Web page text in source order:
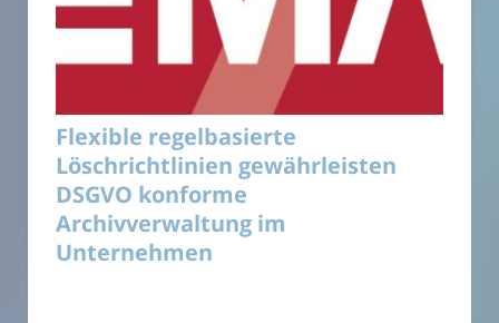
Flexible regelbasierte
Löschrichtlinien gewährleisten
DSGVO konforme
Archivverwaltung im
Unternehmen